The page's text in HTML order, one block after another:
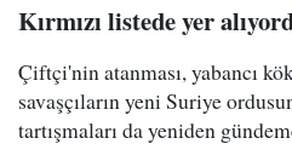
Kırmızı listede yer
Çiftçi'nin atanması, yabancı
savaşçıların yeni Suriye
tartışmaları da yeniden